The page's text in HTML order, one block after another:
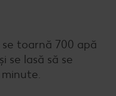
toarnă 700 apă
se lasă să se